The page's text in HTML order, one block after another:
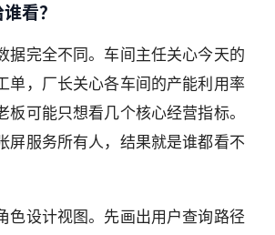
看？
据完全不同。车间主任关心今天的
单，厂长关心各车间的产能利用率
板可能只想看几个核心经营指标。
屏服务所有人，结果就是谁都看不
色设计视图。先画出用户查询路径